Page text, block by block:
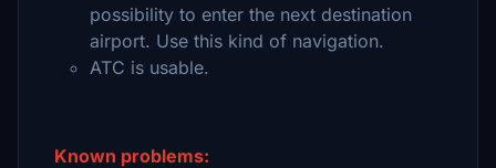
possibility to enter the next destination
airport. Use this kind of navigation.
ATC is usable.
Known problems: